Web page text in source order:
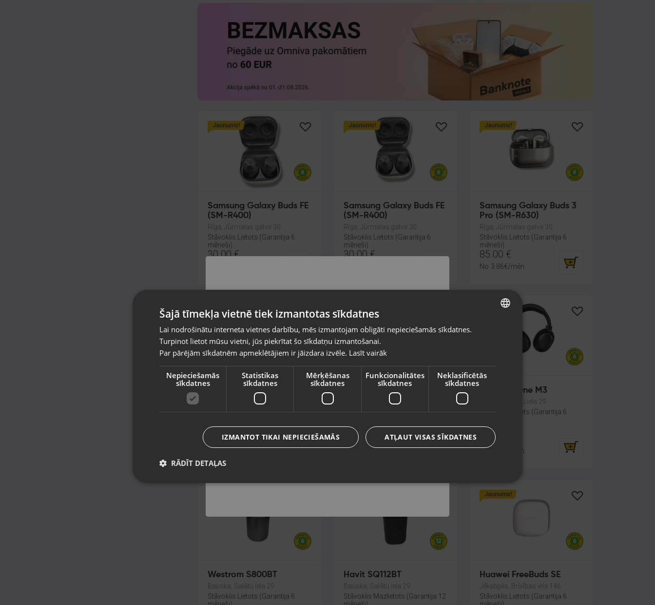
Jaunums!
Samsung Galaxy Buds FE
(SM-R400)
Rīga, Jūrmalas gatve 30
Stāvoklis Lietots (Garantija 6
mēneši)
30.00€
Jaunums!
Samsung Galaxy Buds FE
(SM-R400)
Rīga, Jūrmalas gatve 30
Stāvoklis Lietots (Garantija 6
mēneši)
30.00€
Jaunums!
Samsung Galaxy Buds 3
Pro (SM-R630)
Rīga, Jūrmalas gatve 30
Stāvoklis Lietots (Garantija 6
mēneši)
85.00 €
No 3.86€/mēn.
Jaunums!
Samsung Galaxy Buds 3
Pro (SM-R630)
Rīga, Jūrmalas gatve 30
mēneši)
85.00€
Jaunums!
Samsung Galaxy Buds 3
Pro (SM-R630)
Rīga, Jūrmalas gatve 30
mēneši)
85.00
Jaunums!
JBL Tour One M3
Bauska, Salātu iela 29
Stāvoklis Lietots (Garantija 6
140.00
/mēn.
Westrom S800BT
Bauska, Salātu iela 29
Stāvoklis Lietots (Garantija 6
Havit SQ112BT
Bauska, Salātu iela 29
Stāvoklis Mazlietots (Garantija 12
Jaunums!
Huawei FreeBuds SE
Jēkabpils, Brīvības iela 146
Stāvoklis Lietots (Garantija 6
valsti
Vietnes saturs būs attēlots izvēlētajā valodā
Valsts
Valoda
Latviešu / Latvian
Šajā tīmekļa vietnē tiek izmantotas sīkdatnes
Lai nodrošinātu interneta vietnes darbību, mēs izmantojam obligāti nepieciešamās sīkdatnes.
Turpinot lietot mūsu vietni, jūs piekrītat šo sīkdatņu izmantošanai.
Par pārējām sīkdatnēm apmeklētājiem ir jāizdara izvēle. Lasīt vairāk
Nepieciešamās
sīkdatnes
Statistikas
sīkdatnes
Mērķēšanas
sīkdatnes
Funkcionalitātes
sīkdatnes
Neklasificētās
sīkdatnes
ATĻAUT VISAS SĪKDATNES
IZMANTOT TIKAI NEPIECIEŠAMĀS
RĀDĪT DETAĻAS